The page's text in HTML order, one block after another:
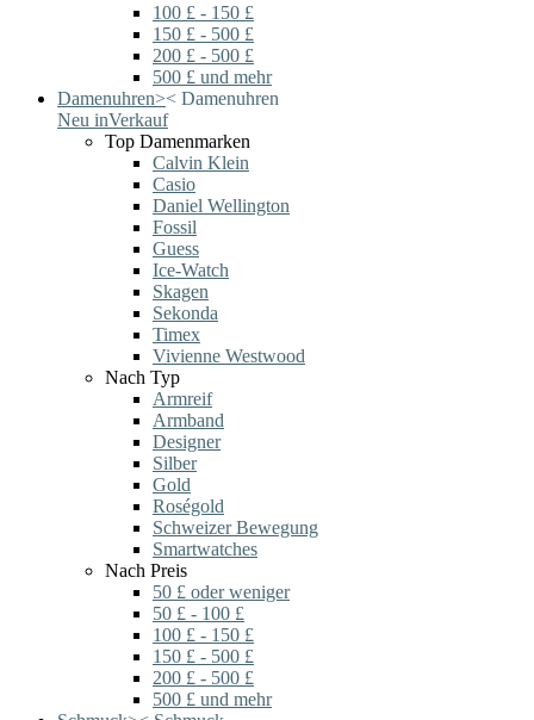
100 £ - 150 £
150 £ - 500 £
200 £ - 500 £
500 £ und mehr
Damenuhren>< Damenuhren
Neu inVerkauf
Top Damenmarken
Calvin Klein
Casio
Daniel Wellington
Fossil
Guess
Ice-Watch
Skagen
Sekonda
Timex
Vivienne Westwood
Nach Typ
Armreif
Armband
Designer
Silber
Gold
Roségold
Schweizer Bewegung
Smartwatches
Nach Preis
50 £ oder weniger
50 £ - 100 £
100 £ - 150 £
150 £ - 500 £
200 £ - 500 £
500 £ und mehr